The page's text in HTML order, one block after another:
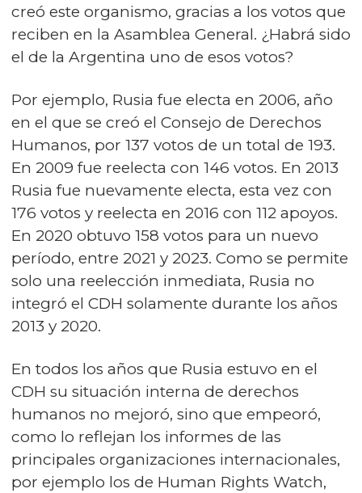
creó este organismo, gracias a los votos que
reciben en la Asamblea General. ¿Habrá sido
el de la Argentina uno de esos votos?
Por ejemplo, Rusia fue electa en 2006, año
en el que se creó el Consejo de Derechos
Humanos, por 137 votos de un total de 193.
En 2009 fue reelecta con 146 votos. En 2013
Rusia fue nuevamente electa, esta vez con
176 votos y reelecta en 2016 con 112 apoyos.
En 2020 obtuvo 158 votos para un nuevo
período, entre 2021 y 2023. Como se permite
solo una reelección inmediata, Rusia no
integró el CDH solamente durante los años
2013 y 2020.
En todos los años que Rusia estuvo en el
CDH su situación interna de derechos
humanos no mejoró, sino que empeoró,
como lo reflejan los informes de las
principales organizaciones internacionales,
por ejemplo los de Human Rights Watch,